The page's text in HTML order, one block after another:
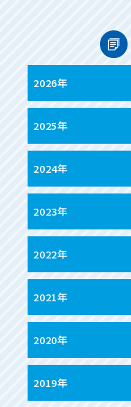
2026年
2025年
2024年
2023年
2022年
2021年
2020年
2019年